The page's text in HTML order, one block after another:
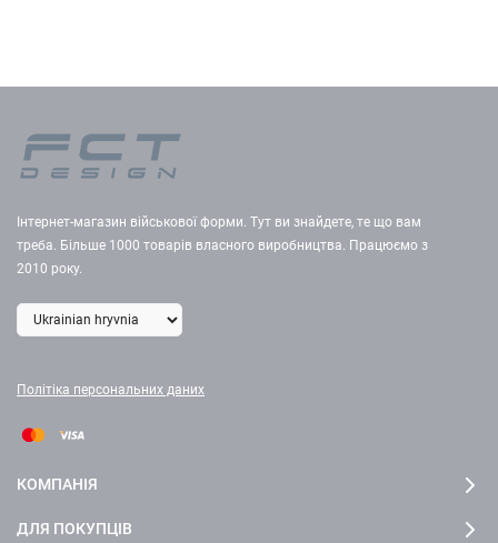
Інтернет-магазин військової форми. Тут ви знайдете, те що вам
треба. Більше 1000 товарів власного виробництва. Працюємо з
2010 року.
Політіка персональних даних
КОМПАНІЯ
ДЛЯ ПОКУПЦІВ